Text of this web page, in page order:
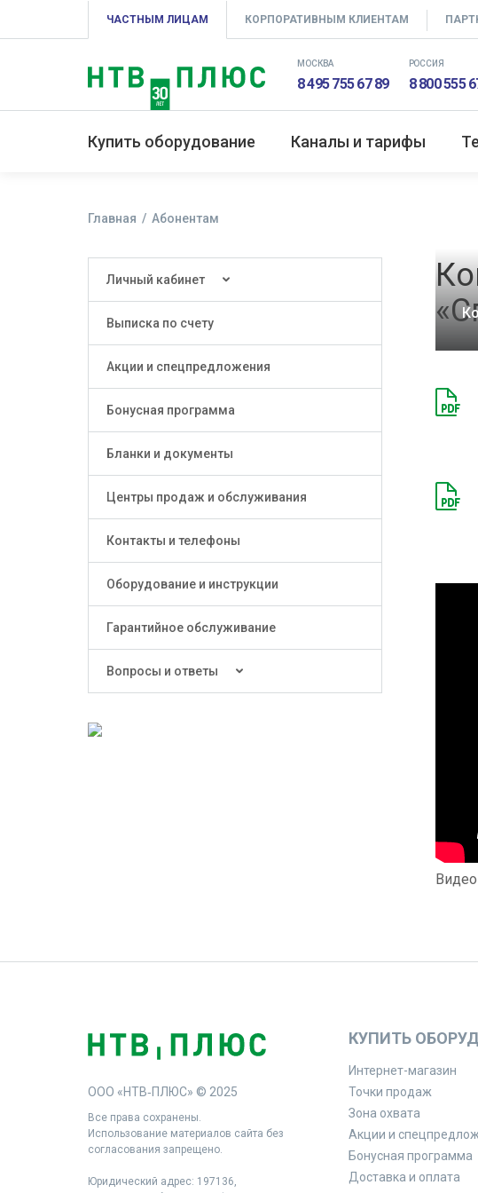
ЧАСТНЫМ ЛИЦАМ КОРПОРАТИВНЫМ КЛИЕНТАМ
МОСКВА
8 495 755 67 89
РОССИЯ
8 800 555
Купить оборудование Каналы и тарифы
Главная Абонентам
Личный кабинет
Выписка по счету
Акции и спецпредложения
Бонусная программа
Бланки и документы
Центры продаж и обслуживания
Контакты и телефоны
Оборудование и инструкции
Гарантийное обслуживание
Вопросы и ответы
ООО «НТВ‑ПЛЮС» © 2025
Все права сохранены.
Использование материалов сайта без
согласования запрещено.
Юридический адрес: 197136,
КУПИТЬ
Интернет-магазин
Точки продаж
Зона охвата
Акции и
Бонусная программа
Доставка и оплата